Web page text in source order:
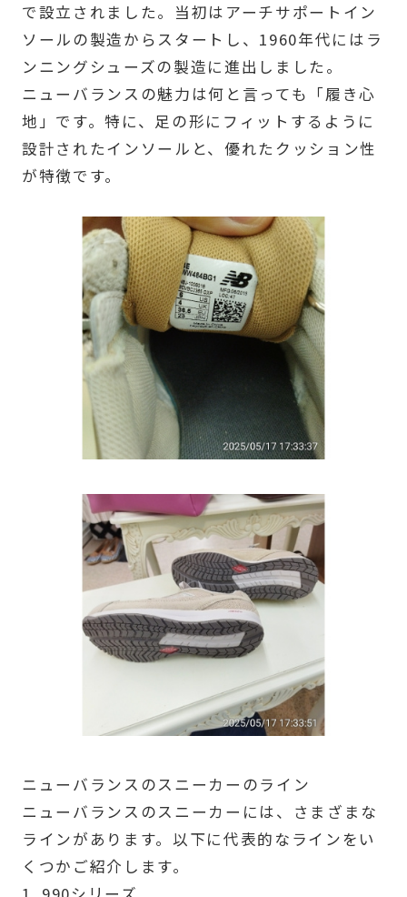
で設立されました。当初はアーチサポートイン
ソールの製造からスタートし、1960年代にはラ
ンニングシューズの製造に進出しました。
ニューバランスの魅力は何と言っても「履き心
地」です。特に、足の形にフィットするように
設計されたインソールと、優れたクッション性
が特徴です。
ニューバランスのスニーカーのライン
ニューバランスのスニーカーには、さまざまな
ラインがあります。以下に代表的なラインをい
くつかご紹介します。